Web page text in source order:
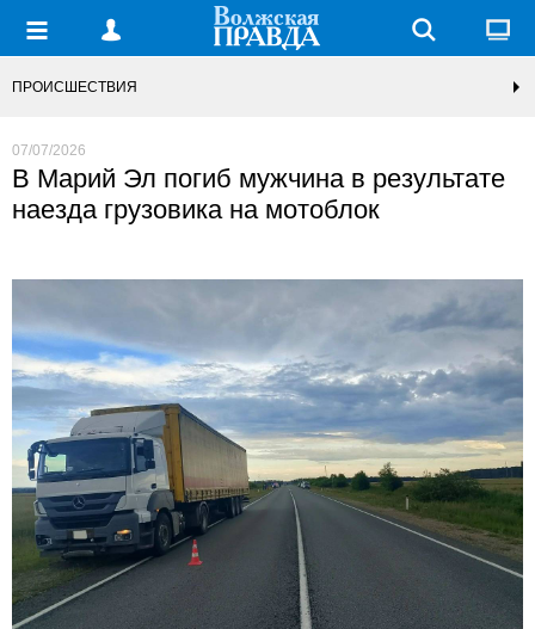
ПРОИСШЕСТВИЯ
07/07/2026
В Марий Эл погиб мужчина в результате
наезда грузовика на мотоблок